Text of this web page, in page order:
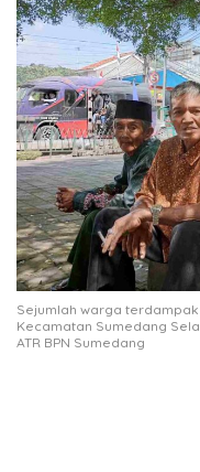
Sejumlah warga terdampak
Kecamatan Sumedang
ATR BPN Sumedang